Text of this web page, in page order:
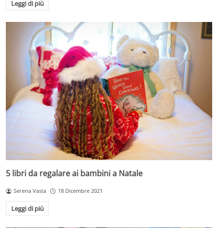
Leggi di più
5 libri da regalare ai bambini a Natale
Serena Vasta 18 Dicembre 2021
Leggi di più